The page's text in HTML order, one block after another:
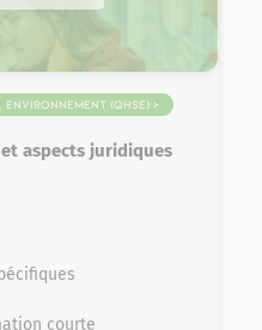
(QHSE) >
aspects juridiques
courte